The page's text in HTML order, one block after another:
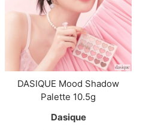
DASIQUE Mood Shadow
Palette 10.5g
Dasique